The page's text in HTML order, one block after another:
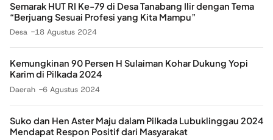
Semarak HUT RI Ke-79 di Desa Tanabang Ilir dengan Tema
“Berjuang Sesuai Profesi yang Kita Mampu”
Desa 18 Agustus 2024
Kemungkinan 90 Persen H Sulaiman Kohar Dukung Yopi
Karim di Pilkada 2024
Daerah 6 Agustus 2024
Suko dan Hen Aster Maju dalam Pilkada Lubuklinggau 2024
Mendapat Respon Positif dari Masyarakat